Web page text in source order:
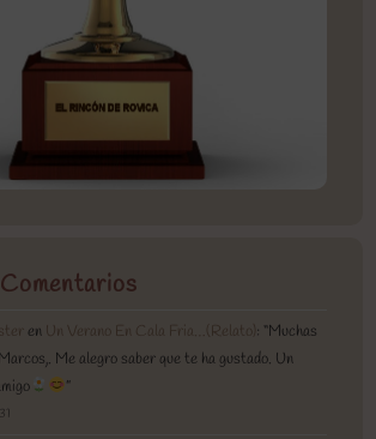
en Un Verano En Cala Fria…(Relato) : “Muchas
Me alegro saber que te ha gustado. Un
”